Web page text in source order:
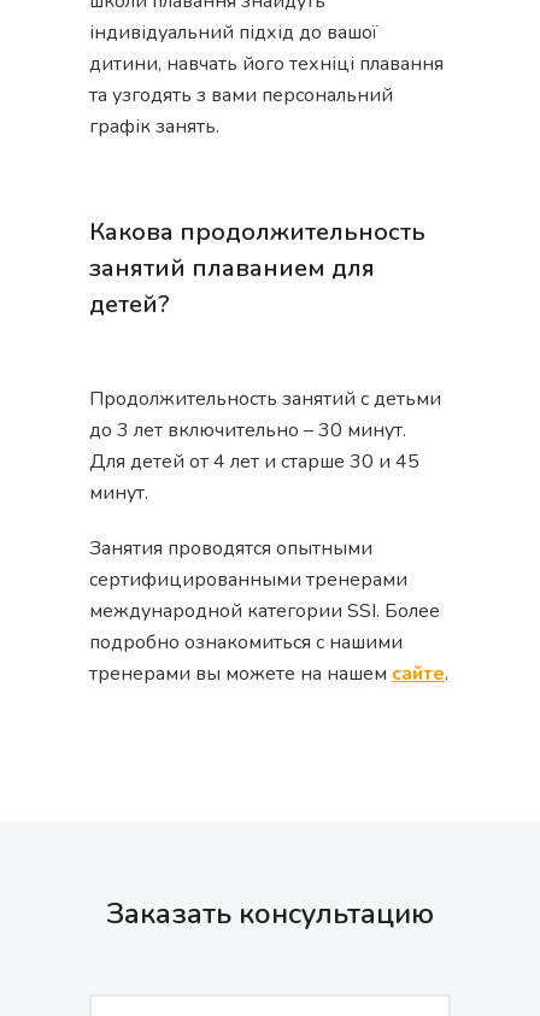
індивідуальний підхід до вашої
дитини, навчать його техніці плавання
та узгодять з вами персональний
графік занять.
Какова продолжительность
занятий плаванием для
детей?
Продолжительность занятий с детьми
до 3 лет включительно – 30 минут.
Для детей от 4 лет и старше 30 и 45
минут.
Занятия проводятся опытными
сертифицированными тренерами
международной категории SSI. Более
подробно ознакомиться с нашими
тренерами вы можете на нашем сайте.
Заказать консультацию